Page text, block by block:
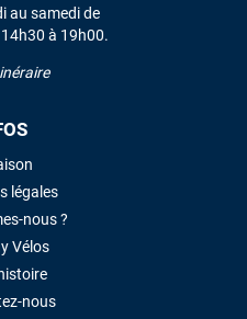
au samedi de
à 19h00.
légales
nous ?
Vélos
nous